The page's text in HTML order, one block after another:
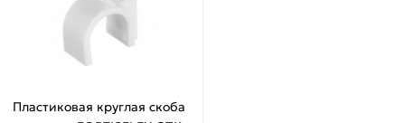
Пластиковая круглая скоба